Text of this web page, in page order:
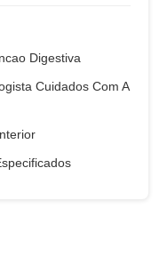
Digestiva
Cuidados Com A